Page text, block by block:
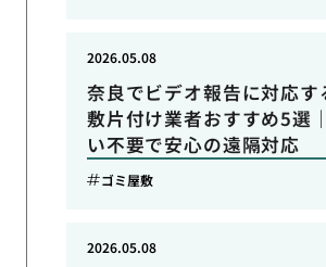
奈良でビデオ報告に対応す
敷片付け業者おすすめ5選
い不要で安心の遠隔対応
2026.05.08
ゴミ屋敷
2026.05.08